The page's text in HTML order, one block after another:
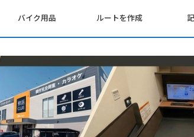
バイク用品 ルートを作成